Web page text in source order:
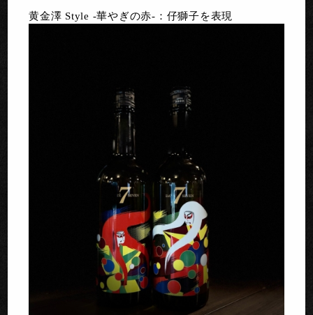
黄金澤 Style -華やぎの赤-：仔獅子を表現